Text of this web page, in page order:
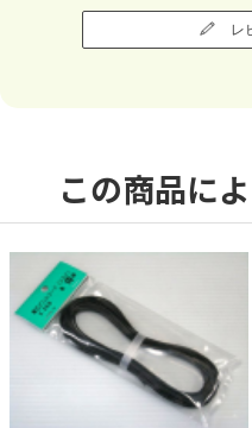
レ
この商品に